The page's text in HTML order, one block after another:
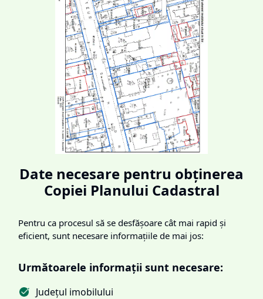
Date necesare pentru obținerea
Copiei Planului Cadastral
Pentru ca procesul să se desfășoare cât mai rapid și
eficient, sunt necesare informațiile de mai jos:
Următoarele informații sunt necesare:
Județul imobilului